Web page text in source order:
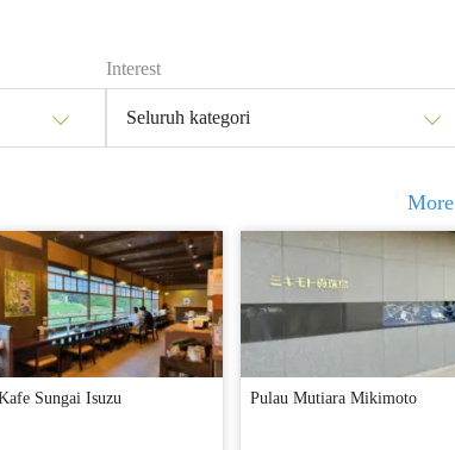
Interest
Seluruh kategori
More
Sungai Isuzu Pulau Mutiara Mikimoto